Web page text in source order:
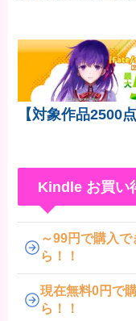
【対象作品2500
Kindle お買い
～99円で購入
ら！！
現在無料0円で
ら！！